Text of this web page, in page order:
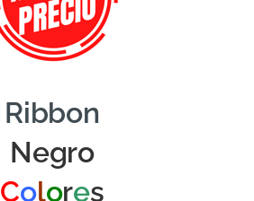
Ribbon
Negro
Colores